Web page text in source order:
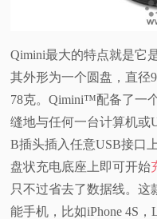
Qimini最大的特点就是它
其外形为一个圆盘，直径
78克。Qimini™配备了一
缝地与任何一台计算机或
B插头插入任意USB接口
盘状充电底座上即可开始
只不过省去了数据线。
能手机，比如iPhone 4S，